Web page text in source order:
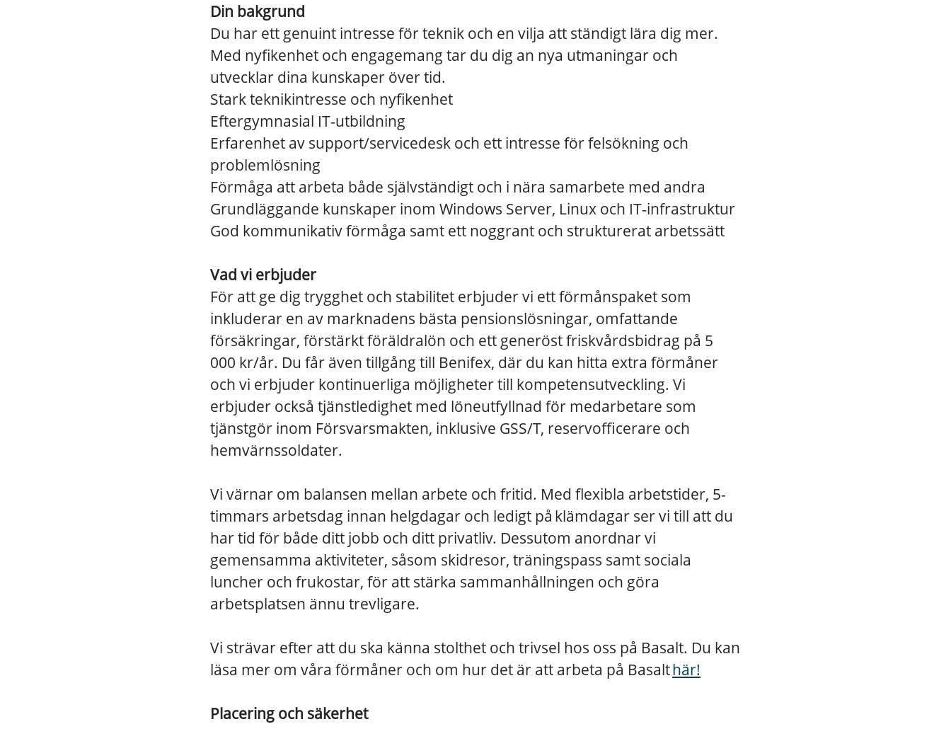
Din bakgrund
Du har ett genuint intresse för teknik och en vilja att ständigt lära dig mer.
Med nyfikenhet och engagemang tar du dig an nya utmaningar och
utvecklar dina kunskaper över tid.
Stark teknikintresse och nyfikenhet
Eftergymnasial IT‑utbildning
Erfarenhet av support/servicedesk och ett intresse för felsökning och
problemlösning
Förmåga att arbeta både självständigt och i nära samarbete med andra
Grundläggande kunskaper inom Windows Server, Linux och IT‑infrastruktur
God kommunikativ förmåga samt ett noggrant och strukturerat arbetssätt
Vad vi erbjuder
För att ge dig trygghet och stabilitet erbjuder vi ett förmånspaket som
inkluderar en av marknadens bästa pensionslösningar, omfattande
försäkringar, förstärkt föräldralön och ett generöst friskvårdsbidrag på 5
000 kr/år. Du får även tillgång till Benifex, där du kan hitta extra förmåner
och vi erbjuder kontinuerliga möjligheter till kompetensutveckling. Vi
erbjuder också tjänstledighet med löneutfyllnad för medarbetare som
tjänstgör inom Försvarsmakten, inklusive GSS/T, reservofficerare och
hemvärnssoldater.
Vi värnar om balansen mellan arbete och fritid. Med flexibla arbetstider, 5-
timmars arbetsdag innan helgdagar och ledigt på klämdagar ser vi till att du
har tid för både ditt jobb och ditt privatliv. Dessutom anordnar vi
gemensamma aktiviteter, såsom skidresor, träningspass samt sociala
luncher och frukostar, för att stärka sammanhållningen och göra
arbetsplatsen ännu trevligare.
Vi strävar efter att du ska känna stolthet och trivsel hos oss på Basalt. Du kan
läsa mer om våra förmåner och om hur det är att arbeta på Basalthär!
Placering och säkerhet